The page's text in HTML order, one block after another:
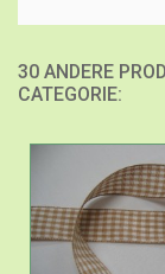
30 ANDERE
CATEGORIE: